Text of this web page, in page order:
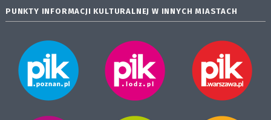
PUNKTY INFORMACJI KULTURALNEJ W INNYCH MIASTACH